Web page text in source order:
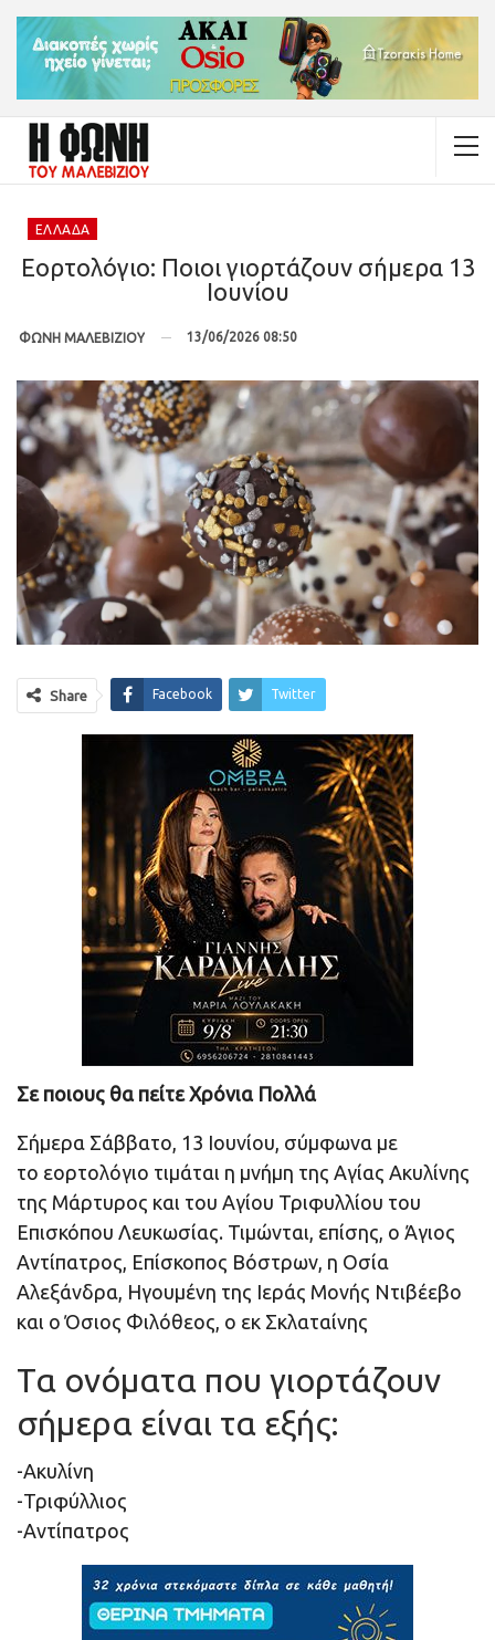
ΕΛΛΆΔΑ
Εορτολόγιο: Ποιοι γιορτάζουν σήμερα 13
Ιουνίου
ΦΩΝΗ ΜΑΛΕΒΙΖΙΟΥ 13/06/2026 08:50
Share Facebook Twitter
Σε ποιους θα πείτε Χρόνια Πολλά
Σήμερα Σάββατο, 13 Ιουνίου, σύμφωνα με
το εορτολόγιο τιμάται η μνήμη της Αγίας Ακυλίνης
της Μάρτυρος και του Αγίου Τριφυλλίου του
Επισκόπου Λευκωσίας. Τιμώνται, επίσης, ο Άγιος
Αντίπατρος, Επίσκοπος Βόστρων, η Οσία
Αλεξάνδρα, Ηγουμένη της Ιεράς Μονής Ντιβέεβο
και ο Όσιος Φιλόθεος, ο εκ Σκλαταίνης
Τα ονόματα που γιορτάζουν
σήμερα είναι τα εξής:
-Ακυλίνη
-Τριφύλλιος
-Aντίπατρος